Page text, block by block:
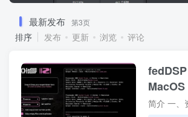
最新发布 第3页
排序 发布 更新 浏览 评论
MacOS